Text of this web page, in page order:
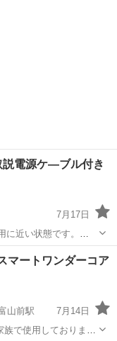
説電源ケ―ブル付き
7月17日
近い状態です。
目にいかがでしょう
マートワンダーコア
山前駅
7月14日